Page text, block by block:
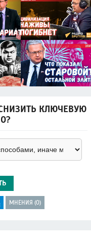
КЛЮЧЕВУЮ
МНЕНИЯ (0)